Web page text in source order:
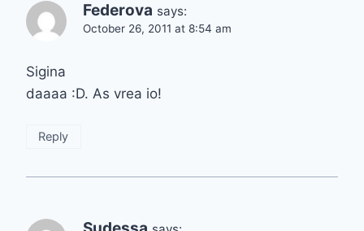
Federova says:
October 26, 2011 at 8:54 am
Sigina
daaaa :D. As vrea io!
Reply